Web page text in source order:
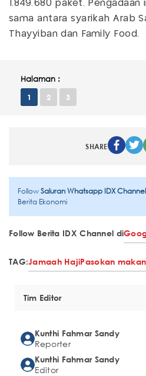
1.849.680 paket.
sama antara syarikah Arab
Thayyiban dan Family Food.
Halaman :
1 2 3
SHARE
FollowSaluran Whatsapp IDX Channel
Berita Ekonomi
Follow Berita IDX Channel di
TAG:Jamaah HajiPasokan
Tim Editor
Kunthi Fahmar Sandy
Reporter
Kunthi Fahmar Sandy
Editor